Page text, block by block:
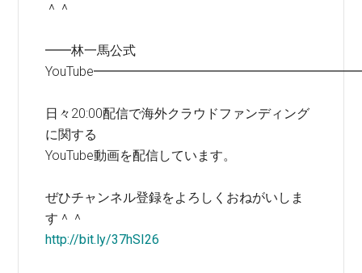
＾＾
━━林一馬公式
日々20:00配信で海外クラウドファンディング
に関する
YouTube動画を配信しています。
ぜひチャンネル登録をよろしくおねがいしま
す＾＾
http://bit.ly/37hSI26